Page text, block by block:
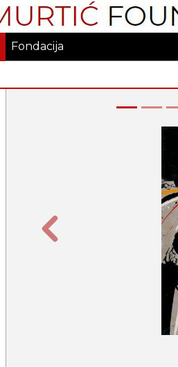
Skoči
na
glavni
sadržaj
Fondacija
Prethodna